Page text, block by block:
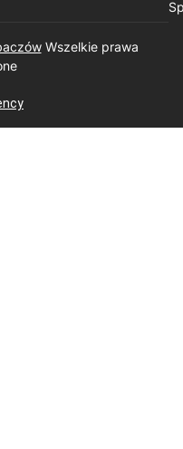
​ Wszelkie prawa